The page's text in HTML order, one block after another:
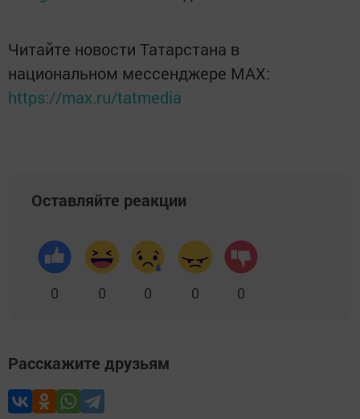
Читайте новости Татарстана в
национальном мессенджере MАХ:
https://max.ru/tatmedia
Оставляйте реакции
0 0 0 0 0
Расскажите друзьям